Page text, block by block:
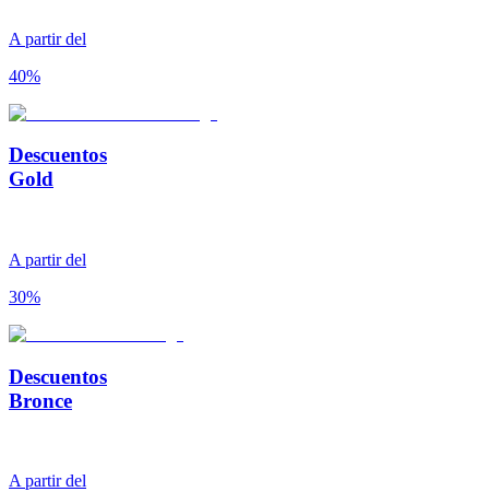
A partir del
40%
Descuentos
Gold
A partir del
30%
Descuentos
Bronce
A partir del